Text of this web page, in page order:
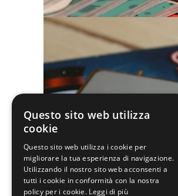
Questo sito web utilizza
cookie
Questo sito web utilizza i cookie per
migliorare la tua esperienza di navigazione.
Utilizzando il nostro sito web acconsenti a
tutti i cookie in conformità con la nostra
policy per i cookie. Leggi di più